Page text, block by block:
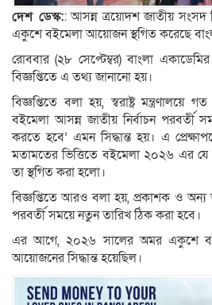
দেশ ডেস্ক:: আসন্ন ত্রয়োদশ জাতীয় সংসদ
একুশে বইমেলা আয়োজন স্থগিত করেছে
রোববার (২৮ সেপ্টেম্বর) বাংলা
বিজ্ঞপ্তিতে এ তথ্য জানানো হয়।
বিজ্ঞপ্তিতে বলা হয়, স্বরাষ্ট্র
বইমেলা আসন্ন জাতীয় নির্বাচন পরবর্তী
করতে হবে’ এমন সিদ্ধান্ত হয়। এ
মতামতের ভিত্তিতে বইমেলা ২০২৬ এর যে
তা স্থগিত করা হলো।
বিজ্ঞপ্তিতে আরও বলা হয়, প্রকাশক ও অন্য
পরবর্তী সময়ে নতুন তারিখ ঠিক করা হবে।
এর আগে, ২০২৬ সালের অমর একুশে
আয়োজনের সিদ্ধান্ত হয়েছিল।